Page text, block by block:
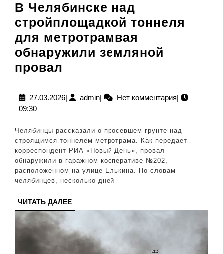
В Челябинске над
стройплощадкой тоннеля
для метротрамвая
обнаружили земляной
провал
Челябинске
над
тоннеля
для
метротрамвая
обнаружили
земляной
провал
27.03.202627.03.2026
| adminadmin
| Нет комментария|
09:30
Челябинцы рассказали о просевшем грунте над
строящимся тоннелем метротрама. Как передает
корреспондент РИА «Новый День», провал
обнаружили в гаражном кооперативе №202,
расположенном на улице Елькина. По словам
челябинцев, несколько дней
ЧИТАТЬ ДАЛЕЕЧИТАТЬ
ДАЛЕЕ